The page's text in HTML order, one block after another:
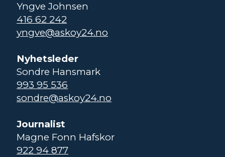
Yngve Johnsen
416 62 242
yngve@askoy24.no
Nyhetsleder
Sondre Hansmark
993 95 536
sondre@askoy24.no
Journalist
Magne Fonn Hafskor
922 94 877